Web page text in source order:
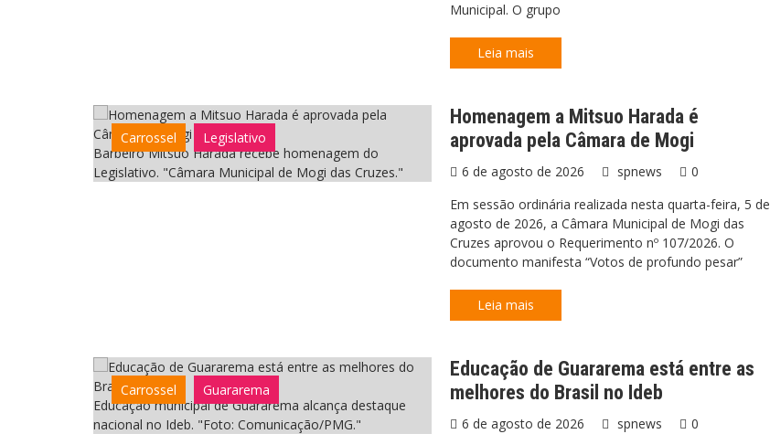
Municipal. O grupo
Leia mais
Barbeiro Mitsuo Harada recebe homenagem do
Legislativo. "Câmara Municipal de Mogi das Cruzes."
Carrossel Legislativo
Homenagem a Mitsuo Harada é
aprovada pela Câmara de Mogi
6 de agosto de 2026 spnews
0
Em sessão ordinária realizada nesta quarta-feira, 5 de
agosto de 2026, a Câmara Municipal de Mogi das
Cruzes aprovou o Requerimento nº 107/2026. O
documento manifesta “Votos de profundo pesar”
Leia mais
Educação municipal de Guararema alcança destaque
nacional no Ideb. "Foto: Comunicação/PMG."
Carrossel Guararema
Educação de Guararema está entre as
melhores do Brasil no Ideb
6 de agosto de 2026 spnews
0